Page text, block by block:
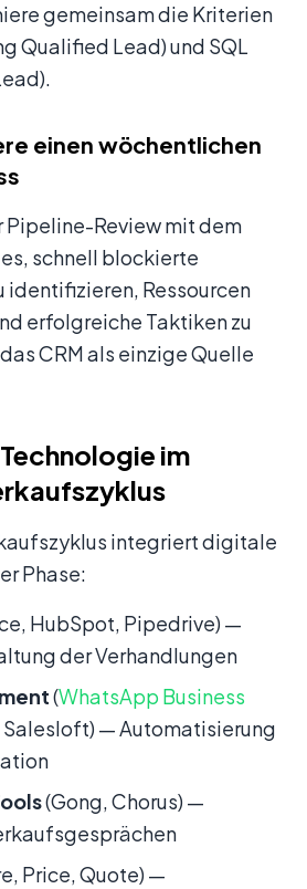
gemeinsam die Kriterien
Qualified Lead) und SQL
einen wöchentlichen
Pipeline-Review mit dem
schnell blockierte
identifizieren, Ressourcen
erfolgreiche Taktiken zu
CRM als einzige Quelle
im
integriert digitale
Phase:
HubSpot, Pipedrive) —
der Verhandlungen
(WhatsApp Business
Salesloft) — Automatisierung
(Gong, Chorus) —
Price, Quote) —